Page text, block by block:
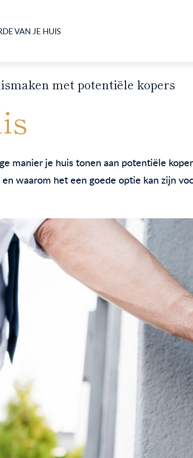
VAN JE HUIS
met potentiële kopers
manier je huis tonen aan potentiële
waarom het een goede optie kan zijn